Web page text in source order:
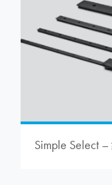
Simple Select